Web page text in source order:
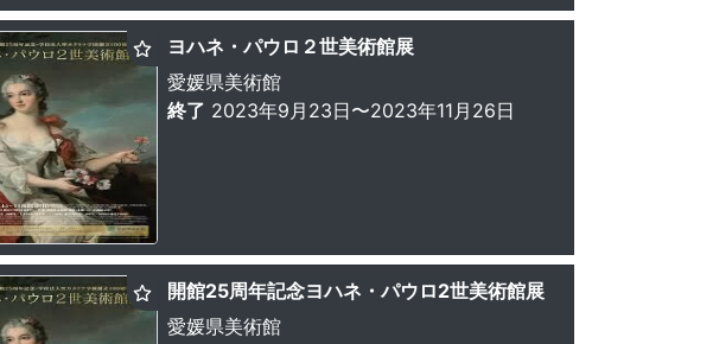
ヨハネ・パウロ２世美術館展
愛媛県美術館
終了 2023年9月23日〜2023年11月26日
開館25周年記念ヨハネ・パウロ2世美術館展
愛媛県美術館